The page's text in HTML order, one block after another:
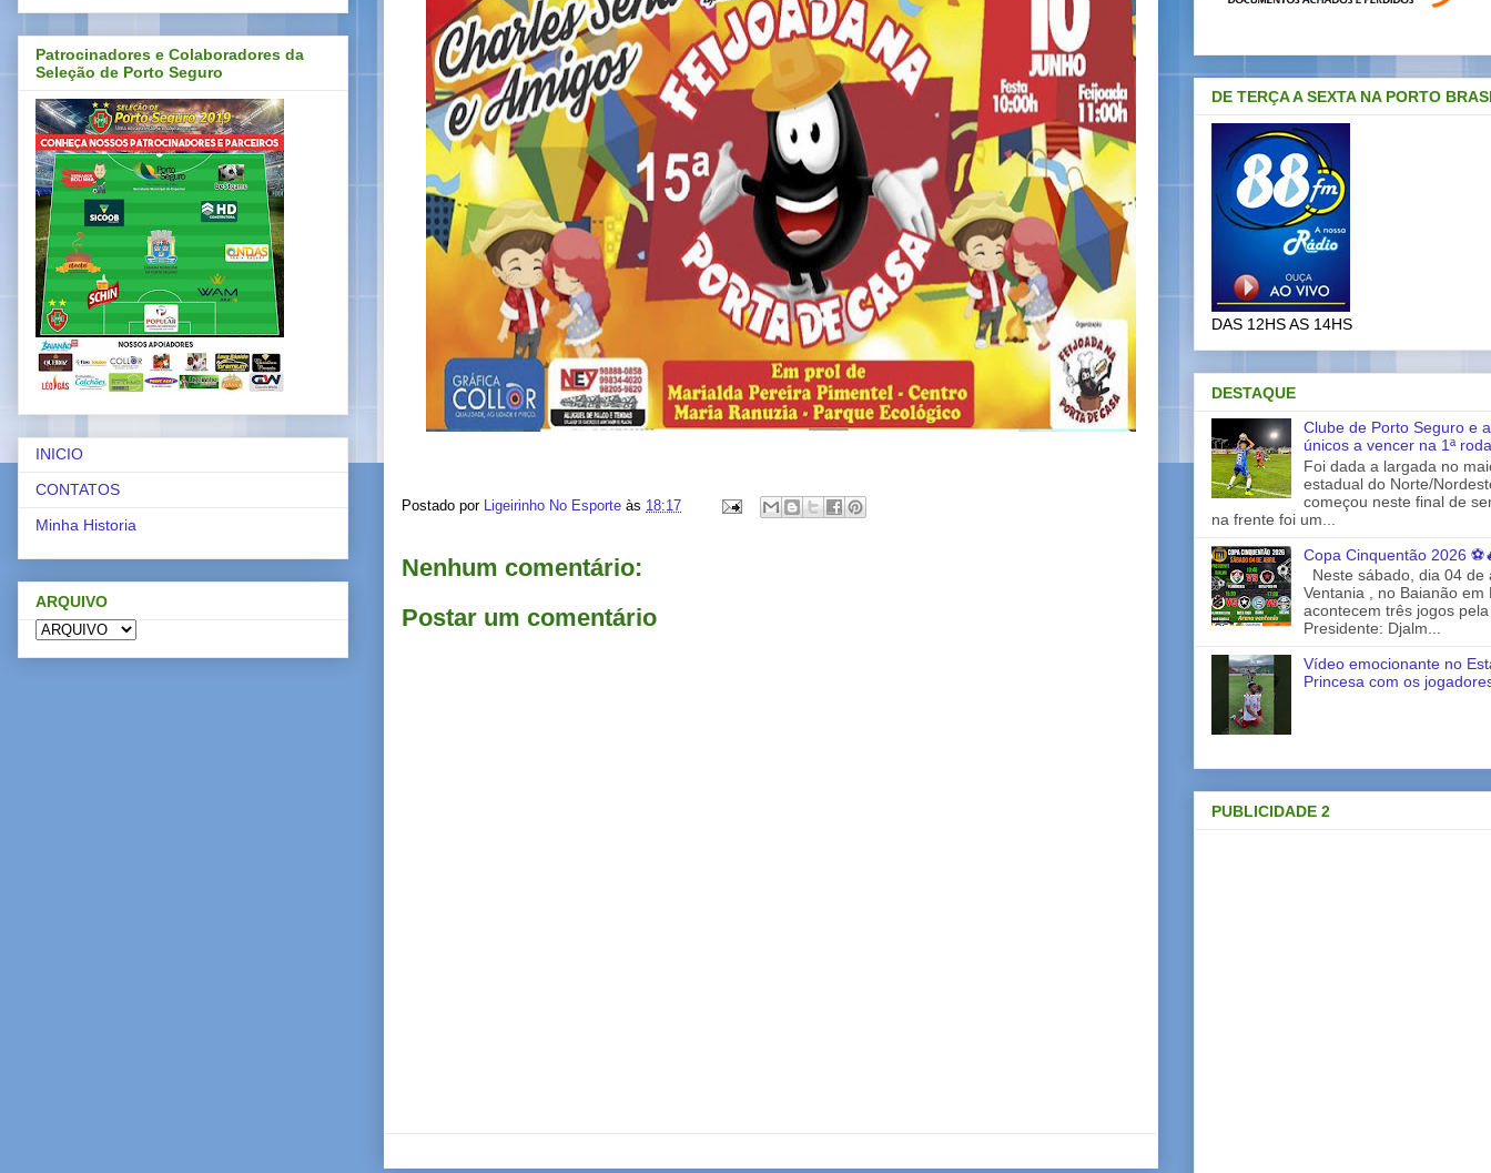
Postado por Ligeirinho No Esporte às 18:17
Nenhum comentário:
Postar um comentário
Patrocinadores e Colaboradores da
Seleção de Porto Seguro
INICIO
CONTATOS
Minha Historia
ARQUIVO
DE TERÇA A SEXTA NA PORTO
DAS 12HS AS 14HS
DESTAQUE
Clube de Porto Seguro e
únicos a vencer na 1ª
Foi dada a largada no
estadual do Norte/
começou neste final de
na frente foi um...
Copa Cinquentão 2026
Neste sábado, dia 04 de
Ventania , no Baianão em
acontecem três jogos
Presidente: Djalm...
Vídeo emocionante no
Princesa com os
PUBLICIDADE 2